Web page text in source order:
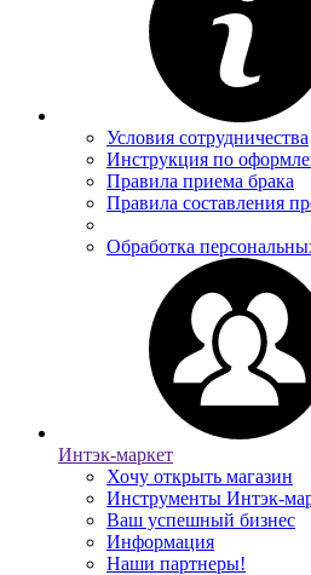
Условия сотрудничества
Инструкция по
Правила приема брака
Правила составления
Обработка
Интэк-маркет
Хочу открыть магазин
Инструменты Интэк-
Ваш успешный бизнес
Информация
Наши партнеры!